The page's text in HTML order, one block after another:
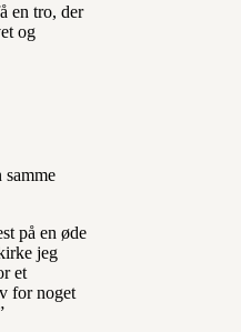
en tro, der
og
samme
på en øde
jeg
et
for noget